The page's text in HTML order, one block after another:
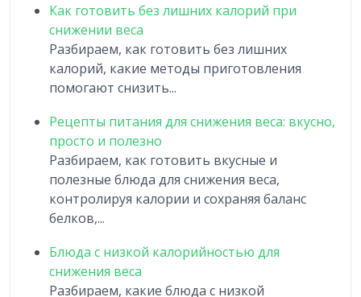
Как готовить без лишних калорий при
снижении веса
Разбираем, как готовить без лишних
калорий, какие методы приготовления
помогают снизить...
Рецепты питания для снижения веса: вкусно,
просто и полезно
Разбираем, как готовить вкусные и
полезные блюда для снижения веса,
контролируя калории и сохраняя баланс
белков,...
Блюда с низкой калорийностью для
снижения веса
Разбираем, какие блюда с низкой